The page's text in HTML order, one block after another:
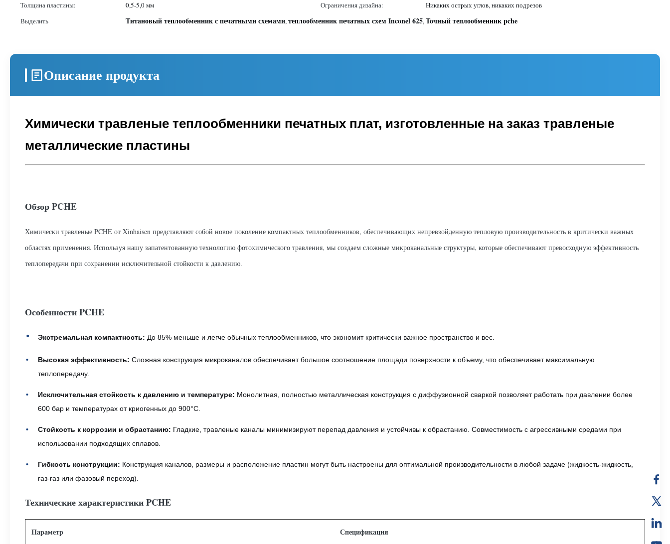
Толщина пластины:
0,5-5,0 мм Ограничения дизайна:
Никаких острых углов, никаких подрезов
Выделить
Титановый теплообменник с печатными схемами,теплообменник печатных схем Inconel 625,Точный теплообменник pche
Описание продукта
Химически травленые теплообменники печатных плат, изготовленные на заказ травленые
металлические пластины
Обзор PCHE
Химически травленые PCHE от Xinhaisen представляют собой новое поколение компактных теплообменников, обеспечивающих непревзойденную тепловую производительность в критически важных
областях применения. Используя нашу запатентованную технологию фотохимического травления, мы создаем сложные микроканальные структуры, которые обеспечивают превосходную эффективность
теплопередачи при сохранении исключительной стойкости к давлению.
Особенности PCHE
Экстремальная компактность: До 85% меньше и легче обычных теплообменников, что экономит критически важное пространство и вес.
Высокая эффективность: Сложная конструкция микроканалов обеспечивает большое соотношение площади поверхности к объему, что обеспечивает максимальную
теплопередачу.
Исключительная стойкость к давлению и температуре: Монолитная, полностью металлическая конструкция с диффузионной сваркой позволяет работать при давлении более
600 бар и температурах от криогенных до 900°C.
Стойкость к коррозии и обрастанию: Гладкие, травленые каналы минимизируют перепад давления и устойчивы к обрастанию. Совместимость с агрессивными средами при
использовании подходящих сплавов.
Гибкость конструкции: Конструкция каналов, размеры и расположение пластин могут быть настроены для оптимальной производительности в любой задаче (жидкость-жидкость,
газ-газ или фазовый переход).
Технические характеристики PCHE
Параметр Спецификация